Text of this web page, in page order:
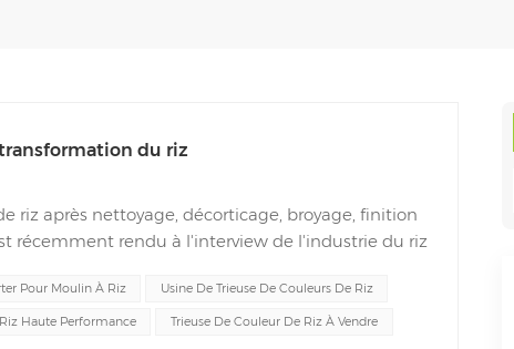
du riz
riz après nettoyage, décorticage, broyage, finition
récemment rendu à l'interview de l'industrie du riz
Pour Moulin À Riz Usine De Trieuse De Couleurs De Riz
Haute Performance Trieuse De Couleur De Riz À Vendre